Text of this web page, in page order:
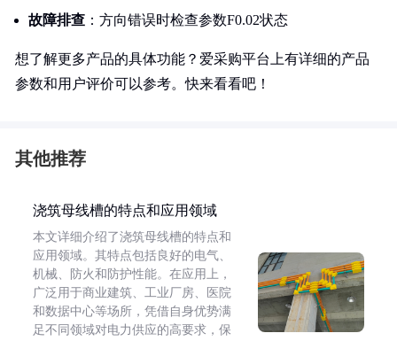
故障排查 ：方向错误时检查参数F0.02状态
想了解更多产品的具体功能？爱采购平台上有详细的产品
参数和用户评价可以参考。快来看看吧！
其他推荐
浇筑母线槽的特点和应用领域
本文详细介绍了浇筑母线槽的特点和
应用领域。其特点包括良好的电气、
机械、防火和防护性能。在应用上，
广泛用于商业建筑、工业厂房、医院
和数据中心等场所，凭借自身优势满
足不同领域对电力供应的高要求，保